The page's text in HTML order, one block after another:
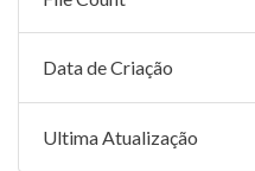
Data de Criação
Ultima Atualização